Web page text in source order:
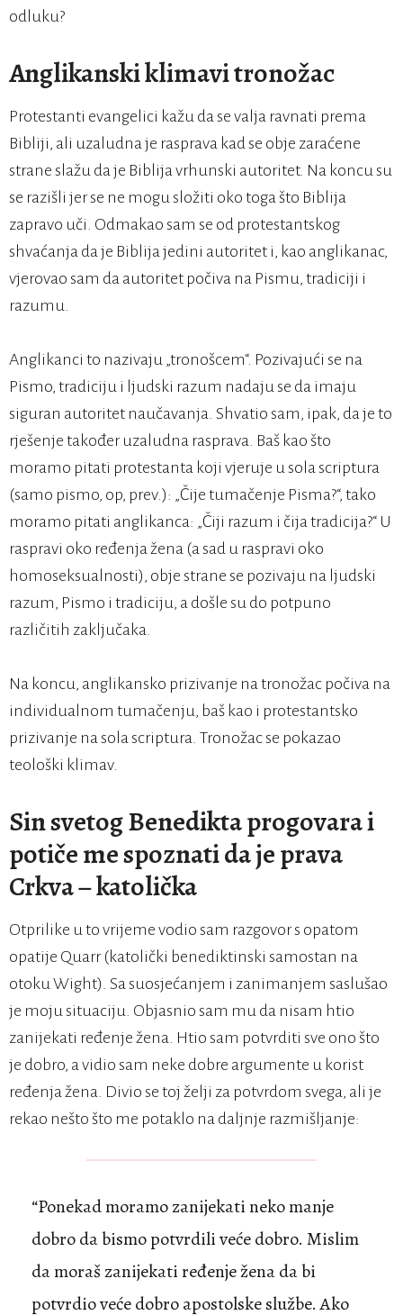
odluku?
Anglikanski klimavi tronožac
Protestanti evangelici kažu da se valja ravnati prema
Bibliji, ali uzaludna je rasprava kad se obje zaraćene
strane slažu da je Biblija vrhunski autoritet. Na koncu su
se razišli jer se ne mogu složiti oko toga što Biblija
zapravo uči. Odmakao sam se od protestantskog
shvaćanja da je Biblija jedini autoritet i, kao anglikanac,
vjerovao sam da autoritet počiva na Pismu, tradiciji i
razumu.
Anglikanci to nazivaju „tronošcem“. Pozivajući se na
Pismo, tradiciju i ljudski razum nadaju se da imaju
siguran autoritet naučavanja. Shvatio sam, ipak, da je to
rješenje također uzaludna rasprava. Baš kao što
moramo pitati protestanta koji vjeruje u sola scriptura
(samo pismo, op, prev.): „Čije tumačenje Pisma?“, tako
moramo pitati anglikanca: „Čiji razum i čija tradicija?“ U
raspravi oko ređenja žena (a sad u raspravi oko
homoseksualnosti), obje strane se pozivaju na ljudski
razum, Pismo i tradiciju, a došle su do potpuno
različitih zaključaka.
Na koncu, anglikansko prizivanje na tronožac počiva na
individualnom tumačenju, baš kao i protestantsko
prizivanje na sola scriptura. Tronožac se pokazao
teološki klimav.
Sin svetog Benedikta progovara i
potiče me spoznati da je prava
Crkva – katolička
Otprilike u to vrijeme vodio sam razgovor s opatom
opatije Quarr (katolički benediktinski samostan na
otoku Wight). Sa suosjećanjem i zanimanjem saslušao
je moju situaciju. Objasnio sam mu da nisam htio
zanijekati ređenje žena. Htio sam potvrditi sve ono što
je dobro, a vidio sam neke dobre argumente u korist
ređenja žena. Divio se toj želji za potvrdom svega, ali je
rekao nešto što me potaklo na daljnje razmišljanje:
“Ponekad moramo zanijekati neko manje
dobro da bismo potvrdili veće dobro. Mislim
da moraš zanijekati ređenje žena da bi
potvrdio veće dobro apostolske službe. Ako